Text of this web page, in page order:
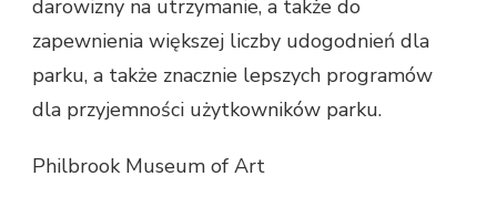
darowizny na utrzymanie, a także do
zapewnienia większej liczby udogodnień dla
parku, a także znacznie lepszych programów
dla przyjemności użytkowników parku.
Philbrook Museum of Art